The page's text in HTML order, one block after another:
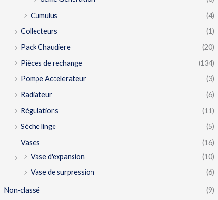
Cumulus
(4)
Collecteurs
(1)
Pack Chaudiere
(20)
Pièces de rechange
(134)
Pompe Accelerateur
(3)
Radiateur
(6)
Régulations
(11)
Séche linge
(5)
Vases
(16)
Vase d'expansion
(10)
Vase de surpression
(6)
Non-classé (9)